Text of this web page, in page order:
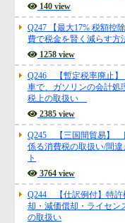
140 view
Q247 【最大17% 税額控
費で税金を賢く減らす方
1258 view
Q246 【暫定税率廃止
車で、ガソリンの会計処
税上の取扱い
2385 view
Q245 【三国間貿易】
係る消費税の取扱い/間
ト
3764 view
Q244 【仕訳例付】特許
却・減価償却・ライセン
の取扱い